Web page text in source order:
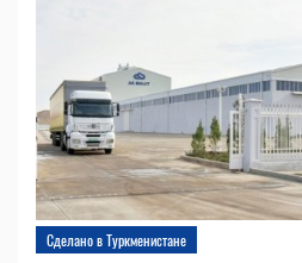
Сделано в Туркменистане